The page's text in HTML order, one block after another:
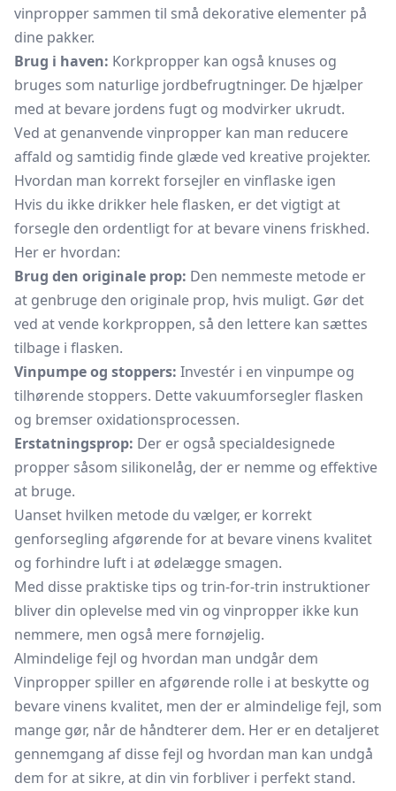
vinpropper sammen til små dekorative elementer på
dine pakker.
Brug i haven: Korkpropper kan også knuses og
bruges som naturlige jordbefrugtninger. De hjælper
med at bevare jordens fugt og modvirker ukrudt.
Ved at genanvende vinpropper kan man reducere
affald og samtidig finde glæde ved kreative projekter.
Hvordan man korrekt forsejler en vinflaske igen
Hvis du ikke drikker hele flasken, er det vigtigt at
forsegle den ordentligt for at bevare vinens friskhed.
Her er hvordan:
Brug den originale prop: Den nemmeste metode er
at genbruge den originale prop, hvis muligt. Gør det
ved at vende korkproppen, så den lettere kan sættes
tilbage i flasken.
Vinpumpe og stoppers: Investér i en vinpumpe og
tilhørende stoppers. Dette vakuumforsegler flasken
og bremser oxidationsprocessen.
Erstatningsprop: Der er også specialdesignede
propper såsom silikonelåg, der er nemme og effektive
at bruge.
Uanset hvilken metode du vælger, er korrekt
genforsegling afgørende for at bevare vinens kvalitet
og forhindre luft i at ødelægge smagen.
Med disse praktiske tips og trin-for-trin instruktioner
bliver din oplevelse med vin og vinpropper ikke kun
nemmere, men også mere fornøjelig.
Almindelige fejl og hvordan man undgår dem
Vinpropper spiller en afgørende rolle i at beskytte og
bevare vinens kvalitet, men der er almindelige fejl, som
mange gør, når de håndterer dem. Her er en detaljeret
gennemgang af disse fejl og hvordan man kan undgå
dem for at sikre, at din vin forbliver i perfekt stand.